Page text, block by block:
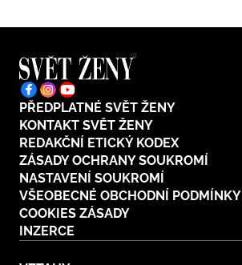
PŘEDPLATNÉ SVĚT ŽENY
KONTAKT SVĚT ŽENY
REDAKČNÍ ETICKÝ KODEX
ZÁSADY OCHRANY SOUKROMÍ
NASTAVENÍ SOUKROMÍ
VŠEOBECNÉ OBCHODNÍ PODMÍNKY
COOKIES ZÁSADY
INZERCE